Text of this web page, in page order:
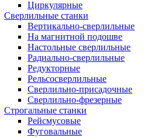
Циркулярные
Сверлильные станки
Вертикально-сверлильные
На магнитной подошве
Настольные сверлильные
Радиально-сверлильные
Редукторные
Рельсосверлильные
Сверлильно-присадочные
Сверлильно-фрезерные
Строгальные станки
Рейсмусовые
Фуговальные